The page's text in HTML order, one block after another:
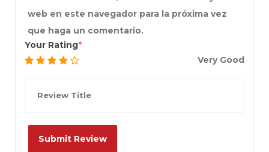
web en este navegador para la próxima vez
que haga un comentario.
Your Rating
Very Good